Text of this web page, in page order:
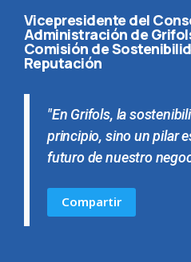
Vicepresidente del
Administración de
Comisión de
Reputación
"En Grifols, la
principio, sino un pilar
futuro de nuestro
Compartir